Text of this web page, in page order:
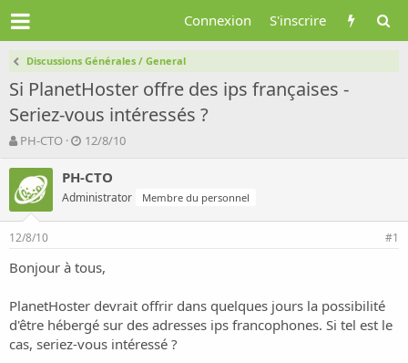
Connexion S'inscrire
Discussions Générales / General
Si PlanetHoster offre des ips françaises -
Seriez-vous intéressés ?
A
t
e
u
r
d
l
d
i
c
PH-CTO
D
t
e
d
e
b
t
12/8/10
PH-CTO
Administrator Membre du personnel
12/8/10 #1
Bonjour à tous,
PlanetHoster devrait offrir dans quelques jours la possibilité
d'être hébergé sur des adresses ips francophones. Si tel est le
cas, seriez-vous intéressé ?